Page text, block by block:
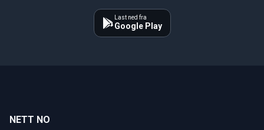
Last ned fra
Google Play
NETT NO